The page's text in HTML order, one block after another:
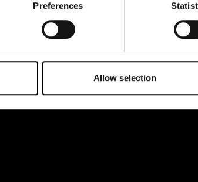
Preferences
Allow selection